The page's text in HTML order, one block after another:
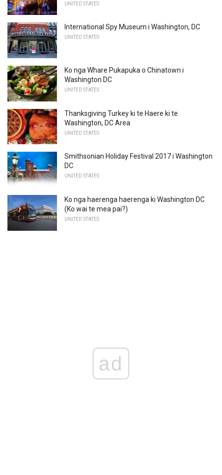
UNITED STATES
International Spy Museum i Washington, DC
UNITED STATES
Ko nga Whare Pukapuka o Chinatown i
Washington DC
UNITED STATES
Thanksgiving Turkey ki te Haere ki te
Washington, DC Area
UNITED STATES
Smithsonian Holiday Festival 2017 i Washington
DC
UNITED STATES
Ko nga haerenga haerenga ki Washington DC
(Ko wai te mea pai?)
UNITED STATES
ad